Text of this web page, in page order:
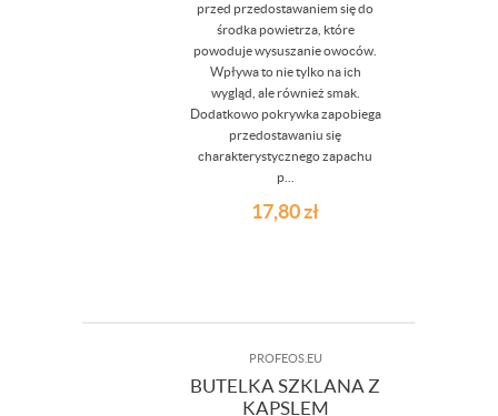
przed przedostawaniem się do
środka powietrza, które
powoduje wysuszanie owoców.
Wpływa to nie tylko na ich
wygląd, ale również smak.
Dodatkowo pokrywka zapobiega
przedostawaniu się
charakterystycznego zapachu
p...
17,80zł
PROFEOS.EU
BUTELKA SZKLANA Z
KAPSLEM